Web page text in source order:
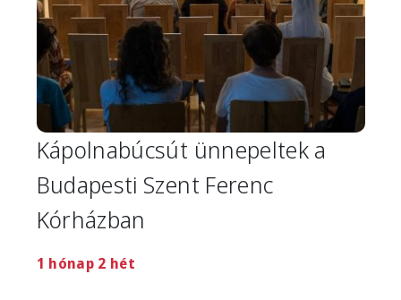
Kápolnabúcsút ünnepeltek a
Budapesti Szent Ferenc
Kórházban
1 hónap 2 hét